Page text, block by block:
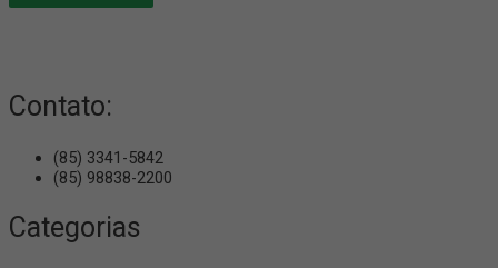
Contato:
(85) 3341-5842
(85) 98838-2200
Categorias